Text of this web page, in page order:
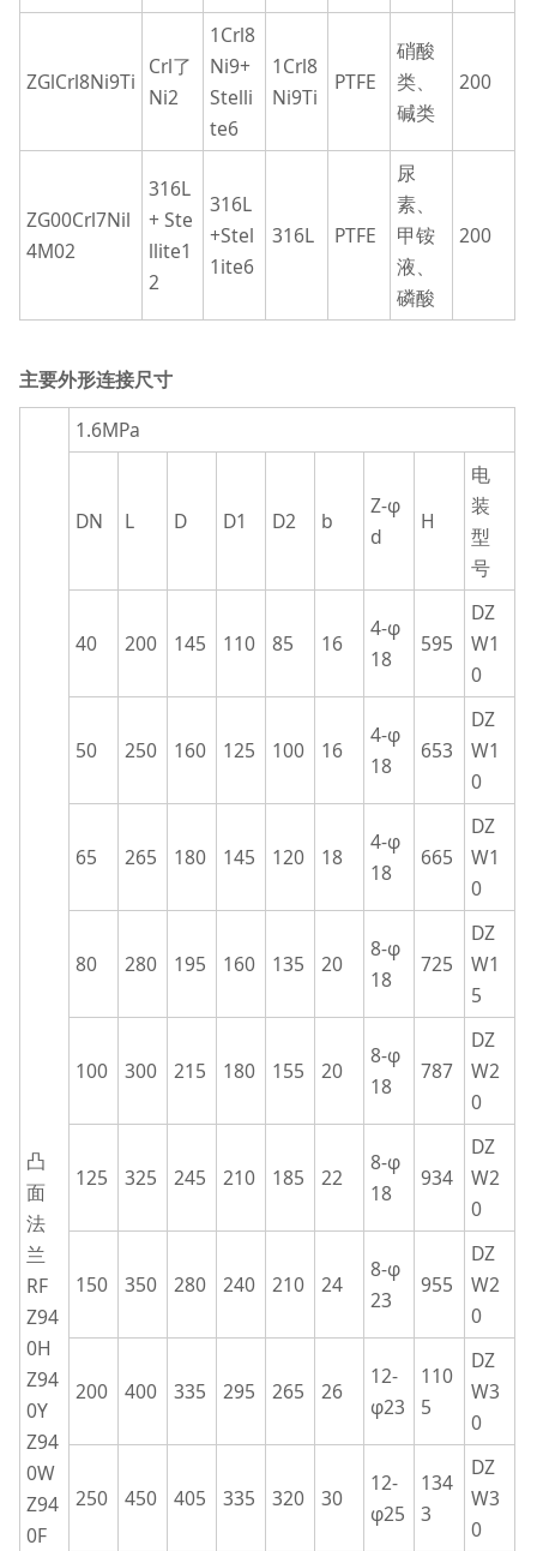
ZGlCrl8Ni9Ti
Crl了
Ni2
1Crl8
Ni9+
Stelli
te6
1Crl8
Ni9Ti
PTFE
硝酸
类、
碱类
200
ZG00Crl7Nil
4M02
316L
+ Ste
llite1
2
316L
+Stel
1ite6
316L PTFE
尿
素、
甲铵
液、
磷酸
200
主要外形连接尺寸
凸
面
法
兰
RF
Z94
0H
Z94
0Y
Z94
0W
Z94
0F
1.6MPa
DN L D D1 D2 b
Z-φ
d
H
电
装
型
号
40 200 145 110 85 16
4-φ
18
595
DZ
W1
0
50 250 160 125 100 16
4-φ
18
653
DZ
W1
0
65 265 180 145 120 18
4-φ
18
665
DZ
W1
0
80 280 195 160 135 20
8-φ
18
725
DZ
W1
5
100 300 215 180 155 20
8-φ
18
787
DZ
W2
0
125 325 245 210 185 22
8-φ
18
934
DZ
W2
0
150 350 280 240 210 24
8-φ
23
955
DZ
W2
0
200 400 335 295 265 26
12-
φ23
110
5
DZ
W3
0
250 450 405 335 320 30
12-
φ25
134
3
DZ
W3
0